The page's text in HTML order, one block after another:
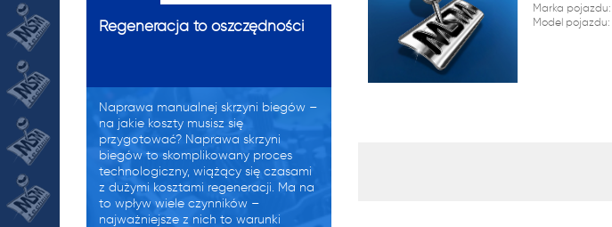
Regeneracja to oszczędności
Naprawa manualnej skrzyni biegów –
na jakie koszty musisz się
przygotować? Naprawa skrzyni
biegów to skomplikowany proces
technologiczny, wiążący się czasami
z dużymi kosztami regeneracji. Ma na
to wpływ wiele czynników –
najważniejsze z nich to warunki
Marka pojazdu:
Model pojazdu: